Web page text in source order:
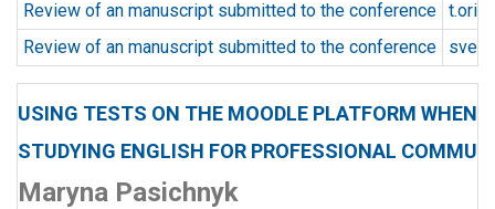
Review of an manuscript submitted to the conference
Review of an manuscript submitted to the conference
USING TESTS ON THE MOODLE PLATFORM WHEN
STUDYING ENGLISH FOR PROFESSIONAL
Maryna Pasichnyk